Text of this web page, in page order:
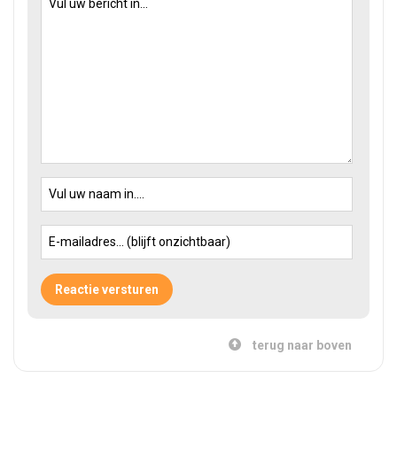
terug naar boven